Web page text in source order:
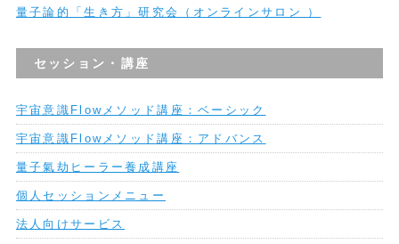
量子論的「生き方」研究会（オンラインサロン ）
セッション・講座
宇宙意識Flowメソッド講座：ベーシック
宇宙意識Flowメソッド講座：アドバンス
量子氣劫ヒーラー養成講座
個人セッションメニュー
法人向けサービス